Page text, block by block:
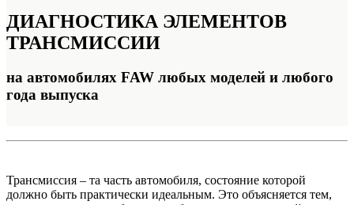
ДИАГНОСТИКА ЭЛЕМЕНТОВ
ТРАНСМИССИИ
на автомобилях FAW любых моделей и любого
года выпуска
Трансмиссия – та часть автомобиля, состояние которой
должно быть практически идеальным. Это объясняется тем,